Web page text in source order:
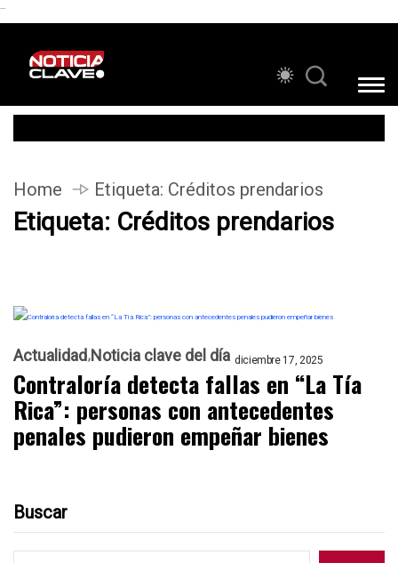
```
Home Etiqueta: Créditos prendarios
Etiqueta: Créditos prendarios
Actualidad Noticia clave del día diciembre 17, 2025
Contraloría detecta fallas en “La Tía
Rica”: personas con antecedentes
penales pudieron empeñar bienes
Buscar